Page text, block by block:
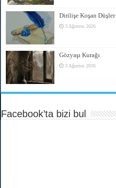
Dirilişe Koşan Düşler
3 Ağustos 2026
Gözyaşı Kurağı
3 Ağustos 2026
Facebook’ta bizi bul